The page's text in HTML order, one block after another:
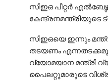
സിഇഒ പീറ്റർ
കേന്ദ്രനമന്ത്രിയുടെ
സിഇഒയെ ഇന്നും
തടയണം
വ്യോമയാന മന്ത്രി
പൈലറ്റുമാരുടെ